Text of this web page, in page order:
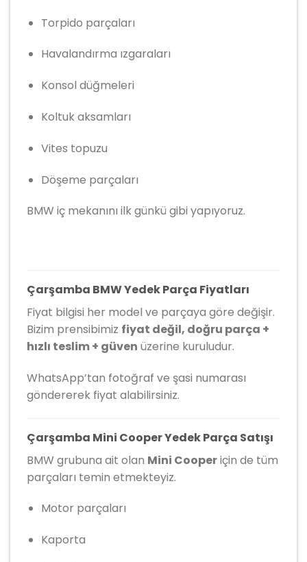
Torpido parçaları
Havalandırma ızgaraları
Konsol düğmeleri
Koltuk aksamları
Vites topuzu
Döşeme parçaları
BMW iç mekanını ilk günkü gibi yapıyoruz.
Çarşamba BMW Yedek Parça Fiyatları
Fiyat bilgisi her model ve parçaya göre değişir.
Bizim prensibimiz fiyat değil, doğru parça +
hızlı teslim + güven üzerine kuruludur.
WhatsApp’tan fotoğraf ve şasi numarası
göndererek fiyat alabilirsiniz.
Çarşamba Mini Cooper Yedek Parça Satışı
BMW grubuna ait olan Mini Cooperiçin de tüm
parçaları temin etmekteyiz.
Motor parçaları
Kaporta